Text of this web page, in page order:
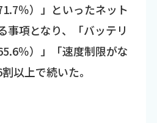
％）」といったネット
事項となり、「バッテリ
％）」「速度制限がな
以上で続いた。